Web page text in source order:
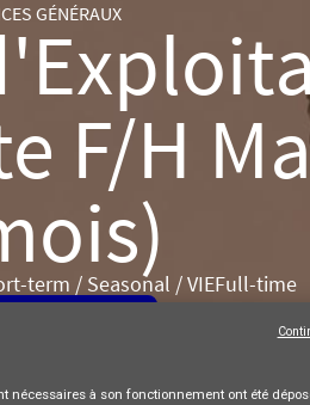
GÉNÉRAUX
F/H
term / Seasonal / VIEFull-time
nécessaires à son fonctionnement ont été